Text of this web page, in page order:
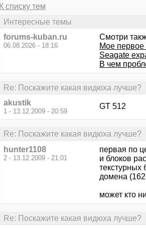
К списку тем
Интересные темы
forums-kuban.ru
06.08.2026 - 18:16
Смотри
Мое первое
Seagate
В чем
Re: Поскажите какая видюха лучше?
akustik
1 - 13.12.2009 - 20:59
GT 512
Re: Поскажите какая видюха лучше?
hunter1108
2 - 13.12.2009 - 21:01
первая по
и блоков
домена
может кто
Re: Поскажите какая видюха лучше?